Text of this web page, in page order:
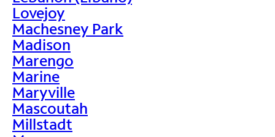
Lovejoy
Machesney Park
Madison
Marengo
Marine
Maryville
Mascoutah
Millstadt